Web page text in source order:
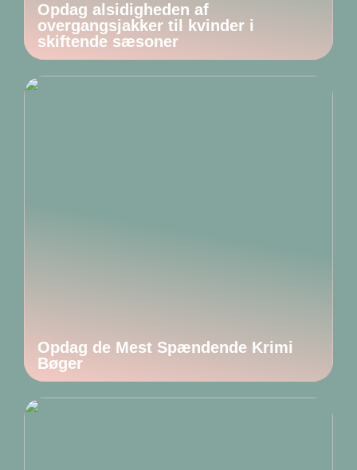
Opdag alsidigheden af
overgangsjakker til kvinder i
skiftende sæsoner
Opdag de Mest Spændende Krimi
Bøger